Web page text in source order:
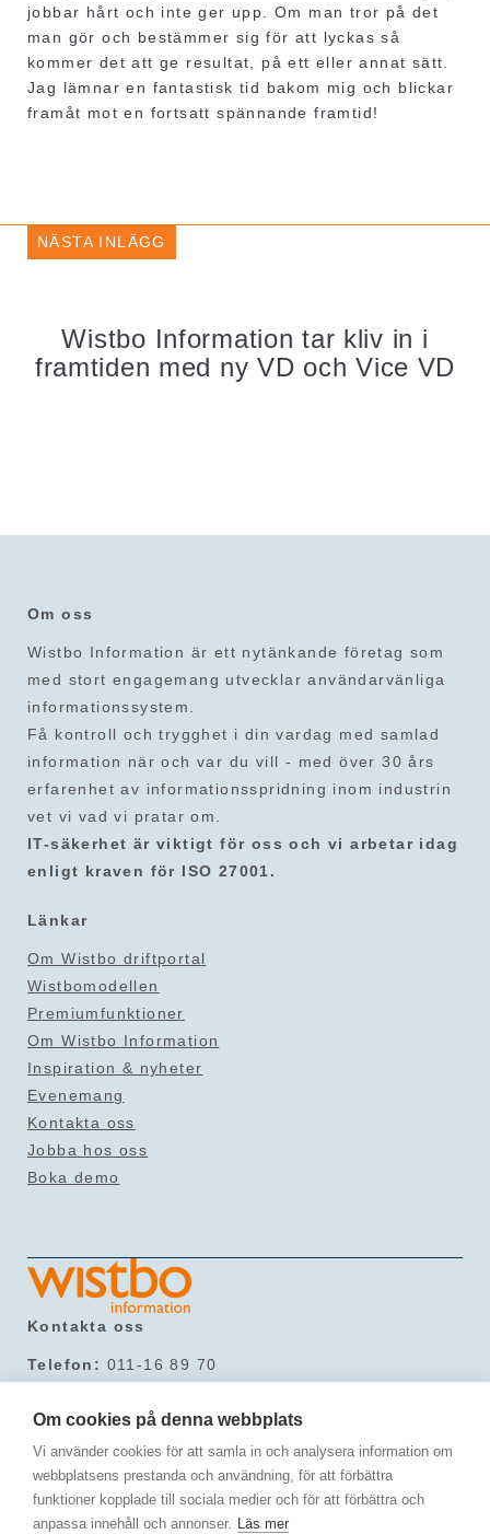
jobbar hårt och inte ger upp. Om man tror på det
man gör och bestämmer sig för att lyckas så
kommer det att ge resultat, på ett eller annat sätt.
Jag lämnar en fantastisk tid bakom mig och blickar
framåt mot en fortsatt spännande framtid!
NÄSTA INLÄGG
Wistbo Information tar kliv in i
framtiden med ny VD och Vice VD
Om oss
Wistbo Information är ett nytänkande företag som
med stort engagemang utvecklar användarvänliga
informationssystem.
Få kontroll och trygghet i din vardag med samlad
information när och var du vill - med över 30 års
erfarenhet av informationsspridning inom industrin
vet vi vad vi pratar om.
IT-säkerhet är viktigt för oss och vi arbetar idag
enligt kraven för ISO 27001.
Länkar
Om Wistbo driftportal
Wistbomodellen
Premiumfunktioner
Om Wistbo Information
Inspiration & nyheter
Evenemang
Kontakta oss
Jobba hos oss
Boka demo
Kontakta oss
Telefon: 011-16 89 70
Hitta till oss
Svärmaregatan 3,
603 61 Norrköping
Om cookies på denna webbplats
Vi använder cookies för att samla in och analysera information om
webbplatsens prestanda och användning, för att förbättra
funktioner kopplade till sociala medier och för att förbättra och
anpassa innehåll och annonser. Läs mer